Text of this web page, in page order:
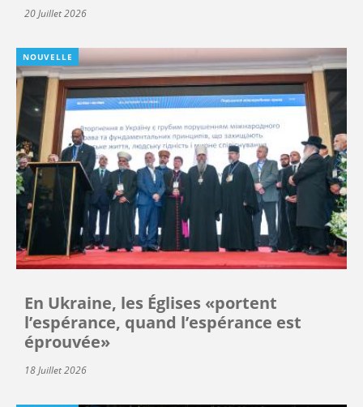
20 Juillet 2026
NOUVELLE
En Ukraine, les Églises «portent
l’espérance, quand l’espérance est
éprouvée»
18 Juillet 2026